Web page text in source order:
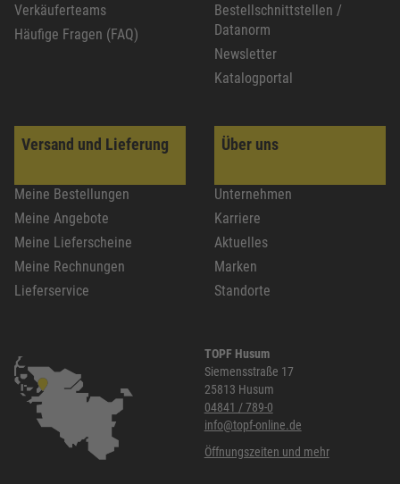
Verkäuferteams
Häufige Fragen (FAQ)
Bestellschnittstellen /
Datanorm
Newsletter
Katalogportal
Versand und Lieferung
Meine Bestellungen
Meine Angebote
Meine Lieferscheine
Meine Rechnungen
Lieferservice
Über uns
Unternehmen
Karriere
Aktuelles
Marken
Standorte
TOPF Husum
Siemensstraße 17
25813 Husum
04841 / 789-0
info@topf-online.de
Öffnungszeiten und mehr